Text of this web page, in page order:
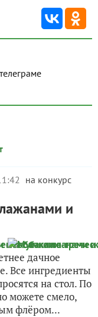
на нас в телеграме
на конкурс
и
дачное
Все ингредиенты
на стол. По
можете смело,
флёром...